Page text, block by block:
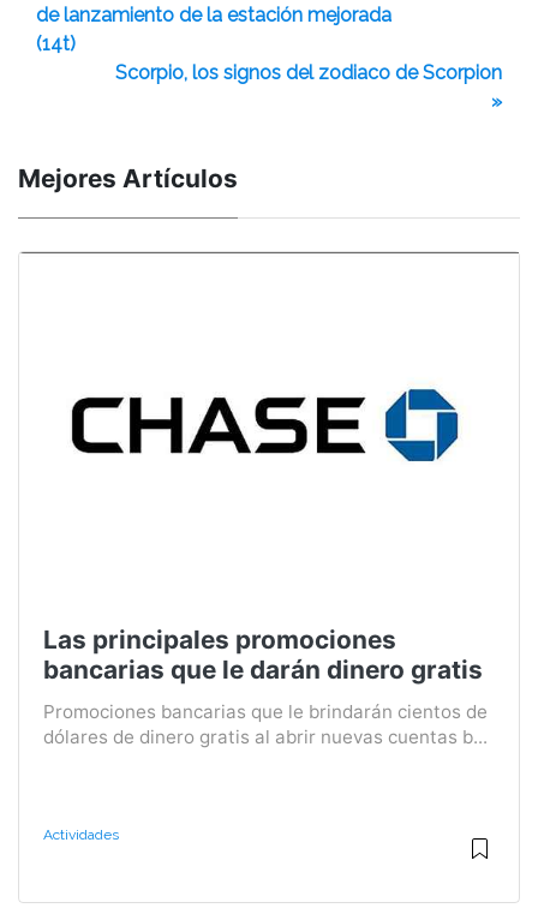
de lanzamiento de la estación mejorada
(14t)
Scorpio, los signos del zodiaco de Scorpion
»
Mejores Artículos
Las principales promociones
bancarias que le darán dinero gratis
Promociones bancarias que le brindarán cientos de
dólares de dinero gratis al abrir nuevas cuentas b...
Actividades